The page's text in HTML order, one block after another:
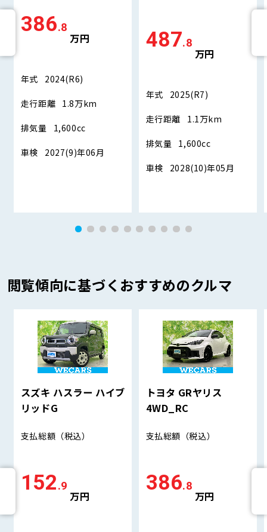
386.8
万円
年式 2024(R6)
走行距離 1.8万km
排気量 1,600cc
車検 2027(9)年06月
487.8
万円
年式 2025(R7)
走行距離 1.1万km
排気量 1,600cc
車検 2028(10)年05月
閲覧傾向に基づくおすすめのクルマ
スズキ ハスラー ハイブ
リッドG
支払総額 （税込）
152.9
万円
トヨタ GRヤリス
4WD_RC
支払総額 （税込）
386.8
万円